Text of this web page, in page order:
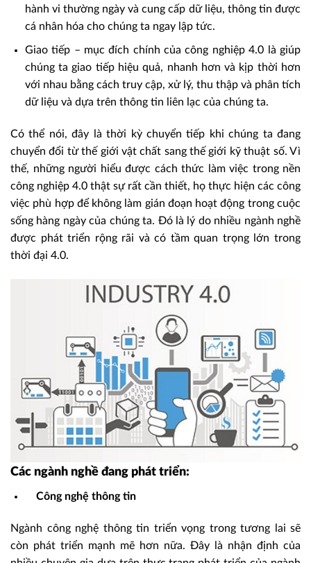
hành vi thường ngày và cung cấp dữ liệu, thông tin được
cá nhân hóa cho chúng ta ngay lập tức.
Giao tiếp – mục đích chính của công nghiệp 4.0 là giúp
chúng ta giao tiếp hiệu quả, nhanh hơn và kịp thời hơn
với nhau bằng cách truy cập, xử lý, thu thập và phân tích
dữ liệu và dựa trên thông tin liên lạc của chúng ta.
Có thể nói, đây là thời kỳ chuyển tiếp khi chúng ta đang
chuyển đổi từ thế giới vật chất sang thế giới kỹ thuật số. Vì
thế, những người hiểu được cách thức làm việc trong nền
công nghiệp 4.0 thật sự rất cần thiết, họ thực hiện các công
việc phù hợp để không làm gián đoạn hoạt động trong cuộc
sống hàng ngày của chúng ta. Đó là lý do nhiều ngành nghề
được phát triển rộng rãi và có tầm quan trọng lớn trong
thời đại 4.0.
Các ngành nghề đang phát triển:
Công nghệ thông tin
Ngành công nghệ thông tin triển vọng trong tương lai sẽ
còn phát triển mạnh mẽ hơn nữa. Đây là nhận định của